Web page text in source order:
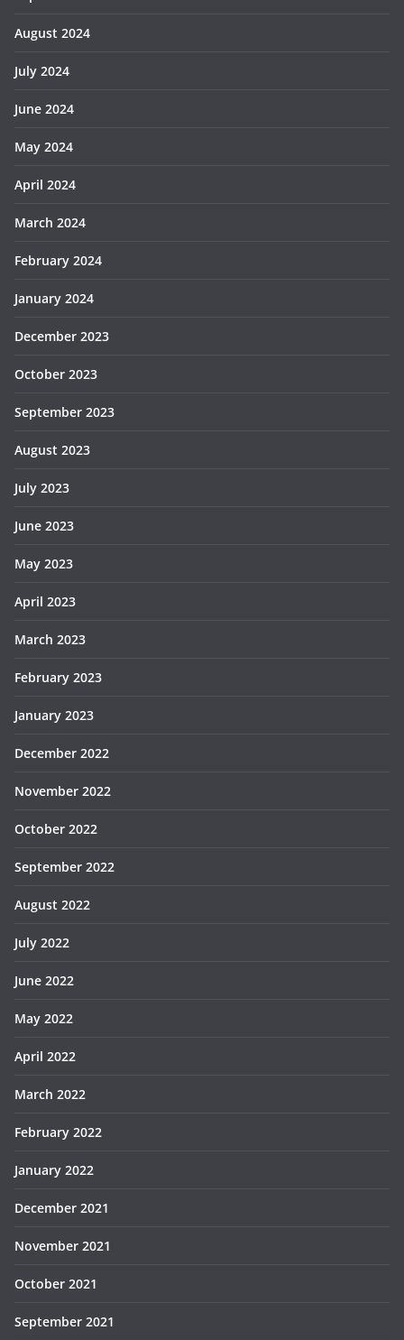
August 2024
July 2024
June 2024
May 2024
April 2024
March 2024
February 2024
January 2024
December 2023
October 2023
September 2023
August 2023
July 2023
June 2023
May 2023
April 2023
March 2023
February 2023
January 2023
December 2022
November 2022
October 2022
September 2022
August 2022
July 2022
June 2022
May 2022
April 2022
March 2022
February 2022
January 2022
December 2021
November 2021
October 2021
September 2021